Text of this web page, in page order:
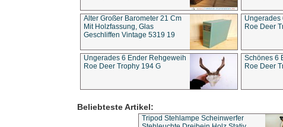
Alter Großer Barometer 21 Cm
Mit Holzfassung, Glas
Geschliffen Vintage 5319 19
Ungerades
Roe Deer
Ungerades 6 Ender Rehgeweih
Roe Deer Trophy 194 G
Schönes 6
Roe Deer
Beliebteste Artikel:
Tripod Stehlampe Scheinwerfer